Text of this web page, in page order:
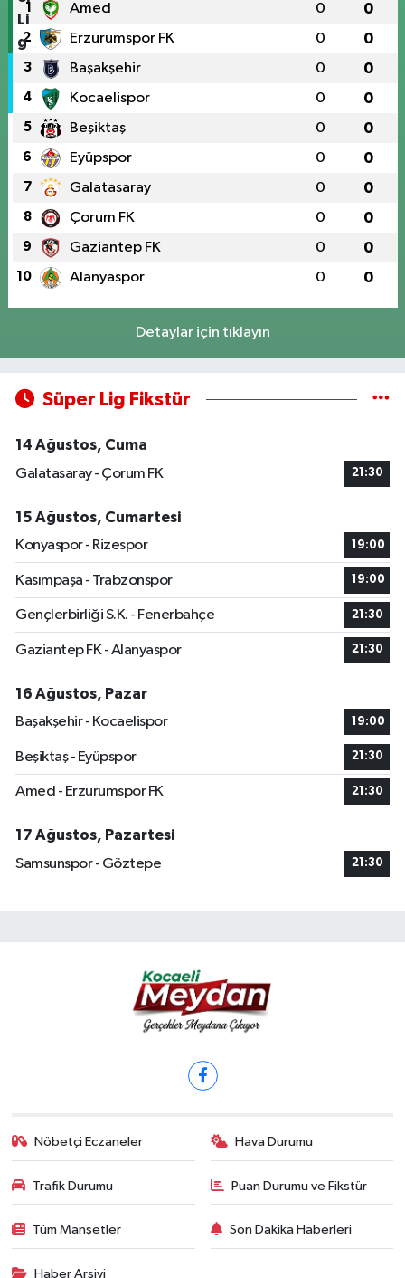
1 Amed 0 0
2 Erzurumspor FK 0 0
3 Başakşehir 0 0
4 Kocaelispor 0 0
5 Beşiktaş 0 0
6 Eyüpspor 0 0
7 Galatasaray 0 0
8 Çorum FK 0 0
9 Gaziantep FK 0 0
10 Alanyaspor 0 0
Detaylar için tıklayın
Süper Lig Fikstür
14 Ağustos, Cuma
Galatasaray - Çorum FK
21:30
15 Ağustos, Cumartesi
Konyaspor - Rizespor
19:00
Kasımpaşa - Trabzonspor 19:00
Gençlerbirliği S.K. - Fenerbahçe 21:30
Gaziantep FK - Alanyaspor 21:30
16 Ağustos, Pazar
Başakşehir - Kocaelispor
19:00
Beşiktaş - Eyüpspor 21:30
Amed - Erzurumspor FK 21:30
17 Ağustos, Pazartesi
Samsunspor - Göztepe
21:30
Nöbetçi Eczaneler Hava Durumu
Trafik Durumu Puan Durumu ve Fikstür
Tüm Manşetler Son Dakika Haberleri
Haber Arşivi